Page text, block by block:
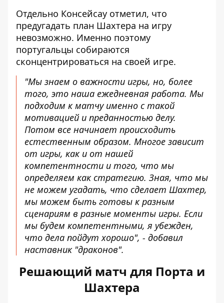
Отдельно Консейсау отметил, что
предугадать план Шахтера на игру
невозможно. Именно поэтому
португальцы собираются
сконцентрироваться на своей игре.
"Мы знаем о важности игры, но, более
того, это наша ежедневная работа. Мы
подходим к матчу именно с такой
мотивацией и преданностью делу.
Потом все начинает происходить
естественным образом. Многое зависит
от игры, как и от нашей
компетентности и того, что мы
определяем как стратегию. Зная, что мы
не можем угадать, что сделает Шахтер,
мы можем быть готовы к разным
сценариям в разные моменты игры. Если
мы будем компетентными, я убежден,
что дела пойдут хорошо", - добавил
наставник "драконов".
Решающий матч для Порта и
Шахтера